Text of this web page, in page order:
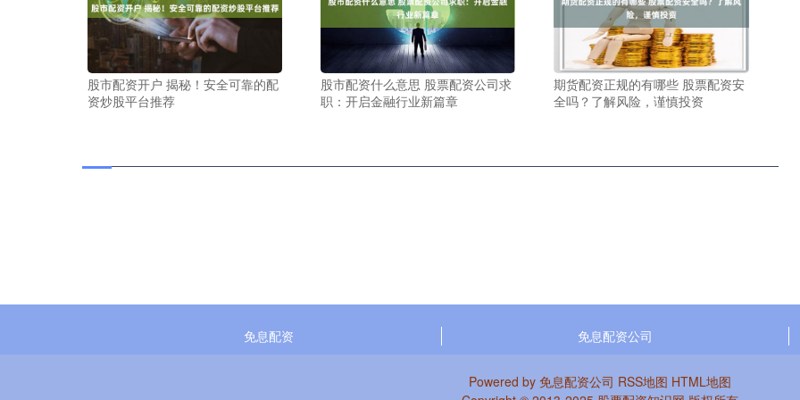
股市配资开户 揭秘！安全可靠的配
资炒股平台推荐
股市配资什么意思 股票配资公司求
职：开启金融行业新篇章
期货配资正规的有哪些 股票配资安
全吗？了解风险，谨慎投资
免息配资 免息配资公司
Powered by 免息配资公司 RSS地图 HTML地图